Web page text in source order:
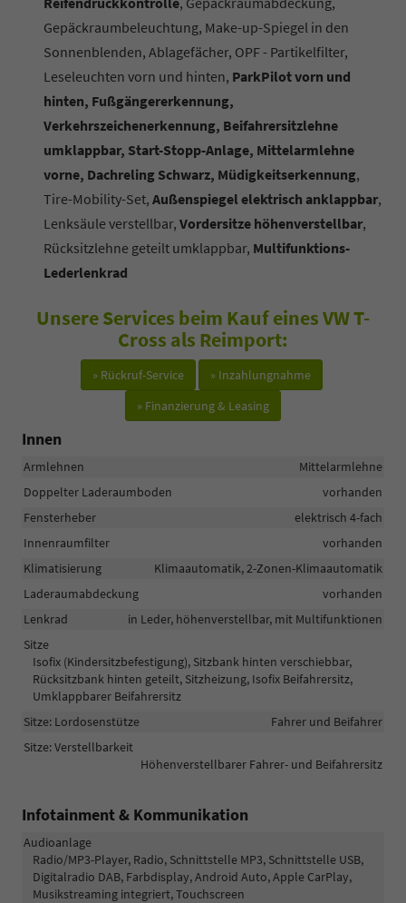
Gepäckraumbeleuchtung, Make-up-Spiegel in den
Sonnenblenden, Ablagefächer, OPF - Partikelfilter,
Leseleuchten vorn und hinten, ParkPilot vorn und
hinten, Fußgängererkennung,
Verkehrszeichenerkennung, Beifahrersitzlehne
umklappbar, Start-Stopp-Anlage, Mittelarmlehne
vorne, Dachreling Schwarz, Müdigkeitserkennung,
Tire-Mobility-Set, Außenspiegel elektrisch anklappbar,
Lenksäule verstellbar, Vordersitze höhenverstellbar,
Rücksitzlehne geteilt umklappbar, Multifunktions-
Lederlenkrad
Unsere Services beim Kauf eines VW T-
Cross als Reimport:
» Rückruf-Service
» Inzahlungnahme
» Finanzierung & Leasing
Innen
Armlehnen
Mittelarmlehne
Doppelter Laderaumboden
vorhanden
Fensterheber
elektrisch 4-fach
Innenraumfilter
vorhanden
Klimatisierung
Klimaautomatik, 2-Zonen-Klimaautomatik
Laderaumabdeckung
vorhanden
Lenkrad
in Leder, höhenverstellbar, mit Multifunktionen
Sitze
Isofix (Kindersitzbefestigung), Sitzbank hinten verschiebbar,
Rücksitzbank hinten geteilt, Sitzheizung, Isofix Beifahrersitz,
Umklappbarer Beifahrersitz
Sitze: Lordosenstütze
Fahrer und Beifahrer
Sitze: Verstellbarkeit
Höhenverstellbarer Fahrer- und Beifahrersitz
Infotainment & Kommunikation
Audioanlage
Radio/MP3-Player, Radio, Schnittstelle MP3, Schnittstelle USB,
Digitalradio DAB, Farbdisplay, Android Auto, Apple CarPlay,
Musikstreaming integriert, Touchscreen